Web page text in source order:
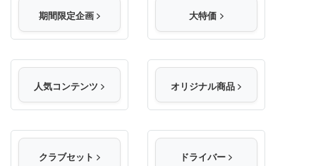
期間限定企画 大特価
人気コンテンツ オリジナル商品
クラブセット ドライバー